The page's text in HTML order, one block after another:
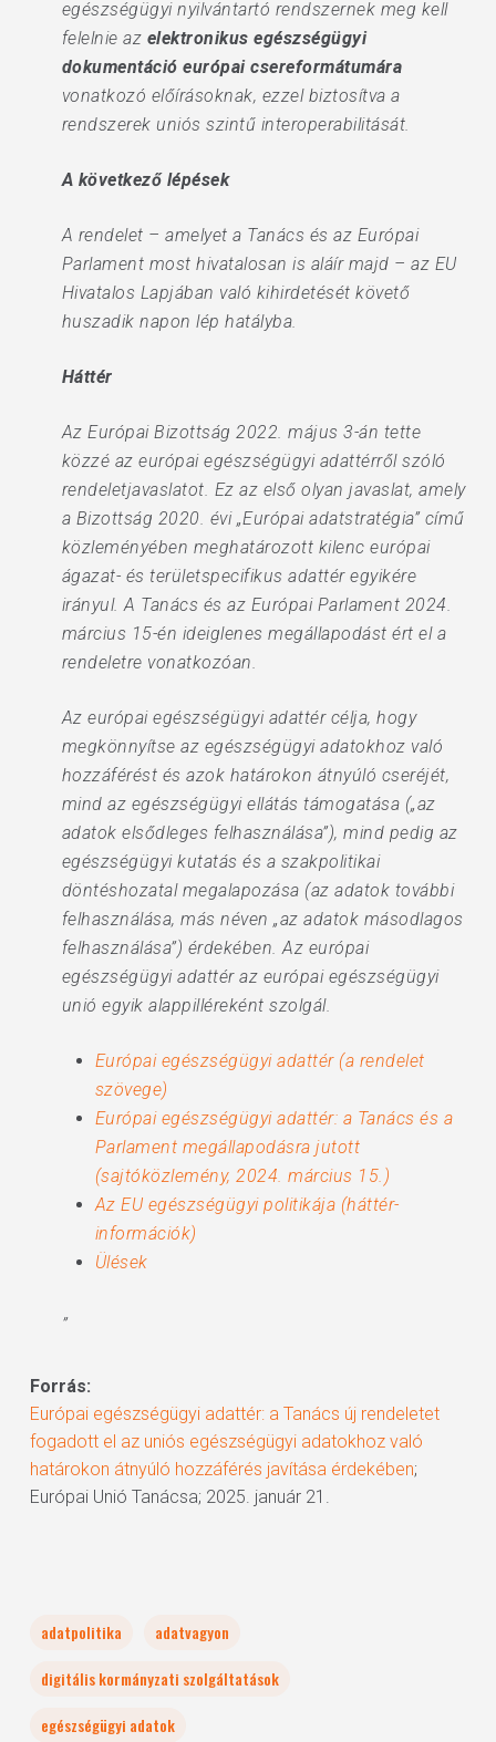
egészségügyi nyilvántartó rendszernek meg kell
felelnie az elektronikus egészségügyi
dokumentáció európai csereformátumára
vonatkozó előírásoknak, ezzel biztosítva a
rendszerek uniós szintű interoperabilitását.
A következő lépések
A rendelet – amelyet a Tanács és az Európai
Parlament most hivatalosan is aláír majd – az EU
Hivatalos Lapjában való kihirdetését követő
huszadik napon lép hatályba.
Háttér
Az Európai Bizottság 2022. május 3-án tette
közzé az európai egészségügyi adattérről szóló
rendeletjavaslatot. Ez az első olyan javaslat, amely
a Bizottság 2020. évi „Európai adatstratégia” című
közleményében meghatározott kilenc európai
ágazat- és területspecifikus adattér egyikére
irányul. A Tanács és az Európai Parlament 2024.
március 15-én ideiglenes megállapodást ért el a
rendeletre vonatkozóan.
Az európai egészségügyi adattér célja, hogy
megkönnyítse az egészségügyi adatokhoz való
hozzáférést és azok határokon átnyúló cseréjét,
mind az egészségügyi ellátás támogatása („az
adatok elsődleges felhasználása”), mind pedig az
egészségügyi kutatás és a szakpolitikai
döntéshozatal megalapozása (az adatok további
felhasználása, más néven „az adatok másodlagos
felhasználása”) érdekében. Az európai
egészségügyi adattér az európai egészségügyi
unió egyik alappilléreként szolgál.
Európai egészségügyi adattér (a rendelet
szövege)
Európai egészségügyi adattér: a Tanács és a
Parlament megállapodásra jutott
(sajtóközlemény, 2024. március 15.)
Az EU egészségügyi politikája (háttér-
információk)
Ülések
”
Forrás:
Európai egészségügyi adattér: a Tanács új rendeletet
fogadott el az uniós egészségügyi adatokhoz való
határokon átnyúló hozzáférés javítása érdekében;
Európai Unió Tanácsa; 2025. január 21.
adatpolitika
adatvagyon
digitális kormányzati szolgáltatások
egészségügyi adatok